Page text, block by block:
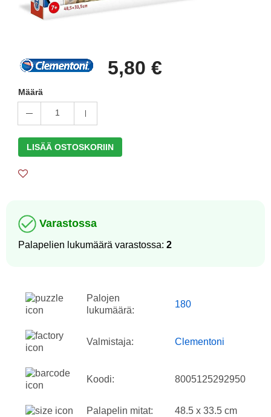
5,80 €
Määrä
1
LISÄÄ OSTOSKORIIN
Varastossa
Palapelien lukumäärä varastossa: 2
Palojen
lukumäärä:
180
Valmistaja: Clementoni
Koodi: 8005125292950
Palapelin mitat: 48.5 x 33.5 cm